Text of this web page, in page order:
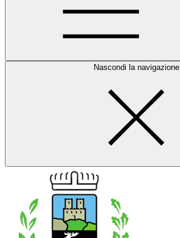
Nascondi la navigazione